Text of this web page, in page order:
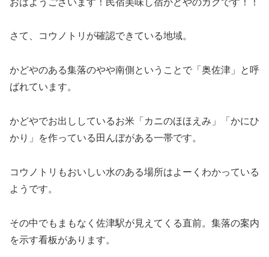
さて、コウノトリが確認できている地域。
かどやのある集落のやや南側ということで「奥佐津」と呼
ばれています。
かどやでお出ししているお米「カニのほほえみ」「かにひ
かり」を作っている田んぼがある一帯です。
コウノトリもおいしい水のある場所はよーくわかっている
ようです。
その中でもまもなく佐津駅が見えてくる直前。集落の案内
を示す看板があります。